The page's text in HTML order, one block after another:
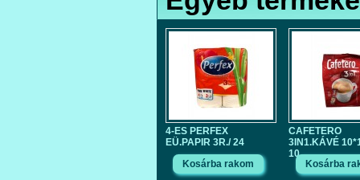
4-ES PERFEX
EÜ.PAPIR 3R./ 24
CAFETERO
3IN1.KÁVÉ
10